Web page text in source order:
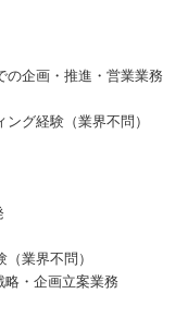
の企画・推進・営業業務
グ経験（業界不問）
業界不問）
・企画立案業務